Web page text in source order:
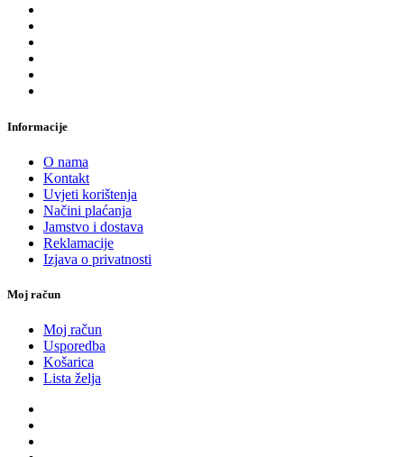
Informacije
O nama
Kontakt
Uvjeti korištenja
Načini plaćanja
Jamstvo i dostava
Reklamacije
Izjava o privatnosti
Moj račun
Moj račun
Usporedba
Košarica
Lista želja